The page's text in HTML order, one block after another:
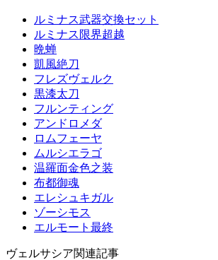
ルミナス武器交換セット
ルミナス限界超越
晩蝉
凱風絶刀
フレズヴェルク
黒漆太刀
フルンティング
アンドロメダ
ロムフェーヤ
ムルシエラゴ
温羅面金色之装
布都御魂
エレシュキガル
ゾーシモス
エルモート最終
ヴェルサシア関連記事